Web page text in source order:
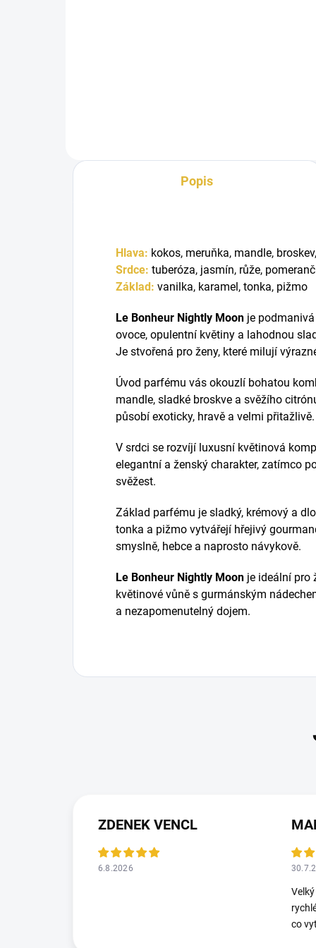
Popis
Hlava: kokos, meruňka, mandle,
Srdce: tuberóza, jasmín, růže, pomeranč
Základ: vanilka, karamel, tonka, pižmo
Le Bonheur Nightly Moon je
ovoce, opulentní květiny a lahodnou
Je stvořená pro ženy, které milují
Úvod parfému vás okouzlí bohatou
mandle, sladké broskve a svěžího
působí exoticky, hravě a velmi přitažlivě.
V srdci se rozvíjí luxusní květinová
elegantní a ženský charakter, zatímco
svěžest.
Základ parfému je sladký, krémový a
tonka a pižmo vytvářejí hřejivý
smyslně, hebce a naprosto návykově.
Le Bonheur Nightly Moon je ideální pro
květinové vůně s gurmánským
a nezapomenutelný dojem.
ZDENEK VENCL
6.8.2026
co